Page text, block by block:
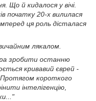
Що й кидалося у вічі.
початку 20-х вилилася
ця роль дісталася
лякалом.
зробити останню
кривавий єврей -
короткого
інтелігенцію,